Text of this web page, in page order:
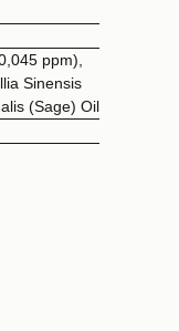
ppm),
Sinensis
(Sage) Oil